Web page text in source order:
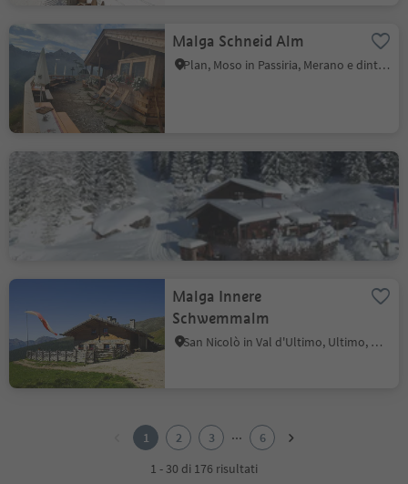
Malga Schneid Alm
Plan, Moso in Passiria, Merano e dintorni
Schwarzbachalm malga
S. Giovanni, Valle Aurina, Valle Aurina
Malga Innere
Schwemmalm
San Nicolò in Val d'Ultimo, Ultimo, Merano e dintorni
1 2 3 ...
6
1 - 30 di 176 risultati